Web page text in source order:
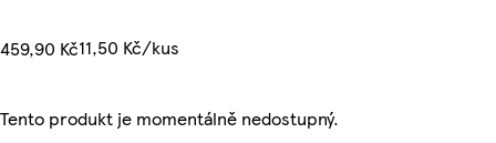
459,90 Kč11,50 Kč/kus
Tento produkt je momentálně nedostupný.